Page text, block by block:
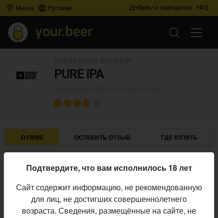
Минск Русский Добавьте заведение FAQ
PURE IPA
О ПИВЕ ОСТАВИТЬ ОТЗЫВ ГДЕ КУПИТЬ
Пивоварня:
Алкоголь:
0,5%
Горечь:
27 IBU
Начало
Подтвердите, что вам исполнилось 18 лет
Сайт содержит информацию, не рекомендованную
для лиц, не достигших совершеннолетнего
возраста. Сведения, размещённые на сайте, не